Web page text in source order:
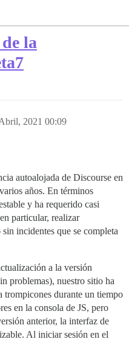
la
2021 00:09
autoalojada de Discourse en
años. En términos
y ha requerido casi
particular, realizar
incidentes que se completa
a la versión
problemas), nuestro sitio ha
trompicones durante un tiempo
en la consola de JS, pero
anterior, la interfaz de
Al iniciar sesión en el